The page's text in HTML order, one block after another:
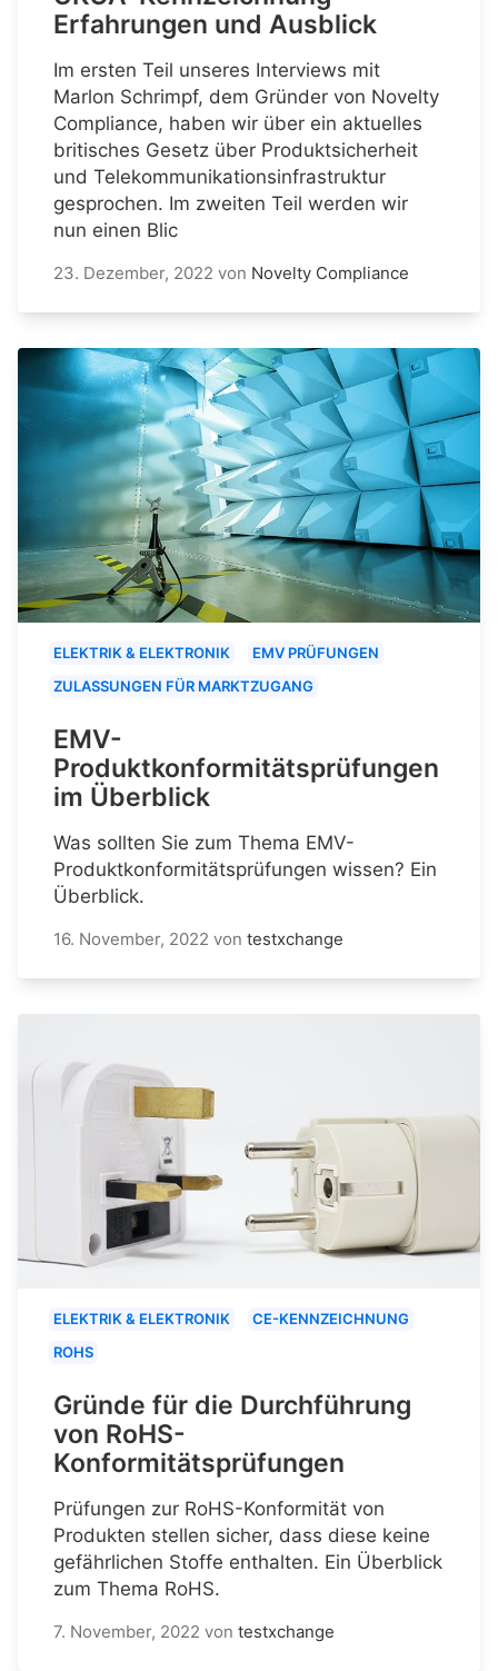
Erfahrungen und Ausblick
Im ersten Teil unseres Interviews mit
Marlon Schrimpf, dem Gründer von Novelty
Compliance, haben wir über ein aktuelles
britisches Gesetz über Produktsicherheit
und Telekommunikationsinfrastruktur
gesprochen. Im zweiten Teil werden wir
nun einen Blic
23. Dezember, 2022 von Novelty Compliance
ELEKTRIK & ELEKTRONIK
EMV PRÜFUNGEN
ZULASSUNGEN FÜR MARKTZUGANG
EMV-
Produktkonformitätsprüfungen
im Überblick
Was sollten Sie zum Thema EMV-
Produktkonformitätsprüfungen wissen? Ein
Überblick.
16. November, 2022 von testxchange
ELEKTRIK & ELEKTRONIK
CE-KENNZEICHNUNG
ROHS
Gründe für die Durchführung
von RoHS-
Konformitätsprüfungen
Prüfungen zur RoHS-Konformität von
Produkten stellen sicher, dass diese keine
gefährlichen Stoffe enthalten. Ein Überblick
zum Thema RoHS.
7. November, 2022 von testxchange